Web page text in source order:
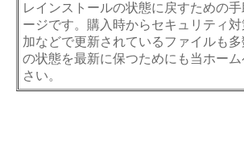
レインストールの状態に戻すための
ージです。購入時からセキュリティ
加などで更新されているファイルも
の状態を最新に保つためにも当ホー
さい。